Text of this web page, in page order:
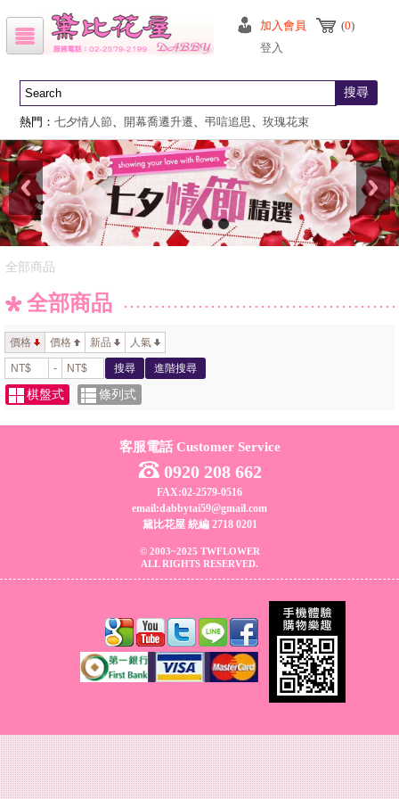
加入會員
登入
(0)
搜尋
熱門：七夕情人節、 開幕喬遷升遷、弔唁追思、玫瑰花束
全部商品
全部商品
價格 價格 新品 人氣
- 搜尋 進階搜尋
棋盤式 條列式
客服電話 Customer Service
0920 208 662
FAX:02-2579-0516
email:dabbytai59@gmail.com
黛比花屋 統編 2718 0201
© 2003~2025 TWFLOWER
ALL RIGHTS RESERVED.